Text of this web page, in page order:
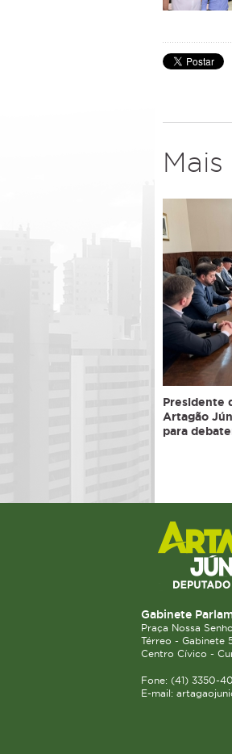
Presidente
Artagão
para
Gabinete
Praça Nossa
Térreo - Gabinete
Centro Cívico -
Fone: (41) 3350-
E-mail: